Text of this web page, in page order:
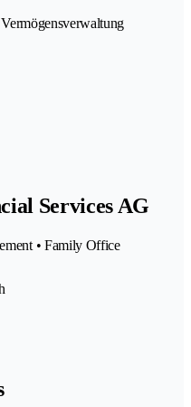
Services AG
• Family Office